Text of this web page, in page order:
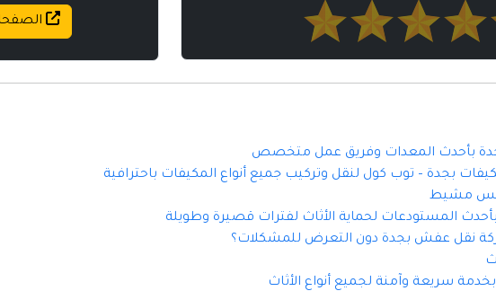
بأحدث المعدات وفريق عمل متخصص
بجدة – توب كول لنقل وتركيب جميع أنواع المكيفات باحترافية
مشيط
المستودعات لحماية الأثاث لفترات قصيرة وطويلة
نقل عفش بجدة دون التعرض للمشكلات؟
سريعة وآمنة لجميع أنواع الأثاث